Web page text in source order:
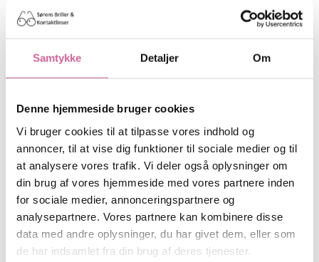
Samtykke Detaljer Om
Denne hjemmeside bruger cookies
Vi bruger cookies til at tilpasse vores indhold og
annoncer, til at vise dig funktioner til sociale medier og til
at analysere vores trafik. Vi deler også oplysninger om
din brug af vores hjemmeside med vores partnere inden
for sociale medier, annonceringspartnere og
analysepartnere. Vores partnere kan kombinere disse
data med andre oplysninger, du har givet dem, eller som
de har indsamlet fra din brug af deres tjenester.
Opskrifter – Dæk op til et godt syn
Synstræning
Synsfejl og øjensygdomme
Delbetaling
Kontakt
Sakskøbing
Nykøbing F.
Vores team
En del af OptikTeam
Om butikkerne